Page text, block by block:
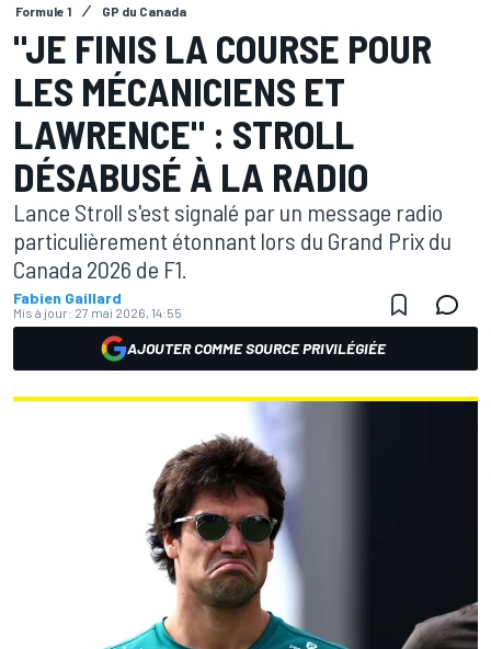
Formule 1 GP du Canada
"JE FINIS LA COURSE POUR
LES MÉCANICIENS ET
LAWRENCE" : STROLL
DÉSABUSÉ À LA RADIO
Lance Stroll s'est signalé par un message radio
particulièrement étonnant lors du Grand Prix du
Canada 2026 de F1.
Fabien Gaillard
Mis à jour: 27 mai 2026, 14:55
AJOUTER COMME SOURCE PRIVILÉGIÉE